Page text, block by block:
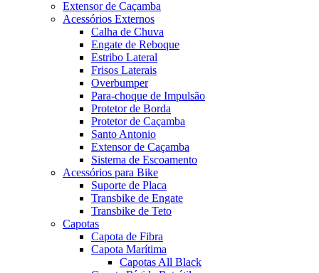
Extensor de Caçamba
Acessórios Externos
Calha de Chuva
Engate de Reboque
Estribo Lateral
Frisos Laterais
Overbumper
Para-choque de Impulsão
Protetor de Borda
Protetor de Caçamba
Santo Antonio
Extensor de Caçamba
Sistema de Escoamento
Acessórios para Bike
Suporte de Placa
Transbike de Engate
Transbike de Teto
Capotas
Capota de Fibra
Capota Marítima
Capotas All Black